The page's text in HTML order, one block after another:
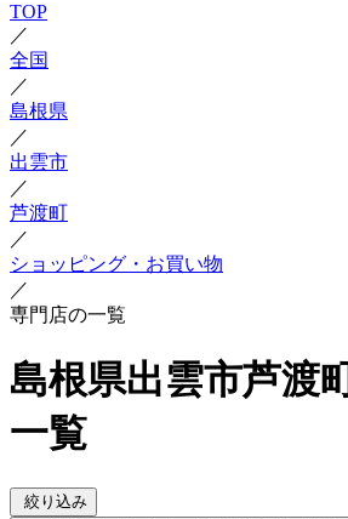
TOP
／
全国
／
島根県
／
出雲市
／
芦渡町
／
ショッピング・お買い物
／
専門店の一覧
島根県出雲市芦渡
一覧
絞り込み